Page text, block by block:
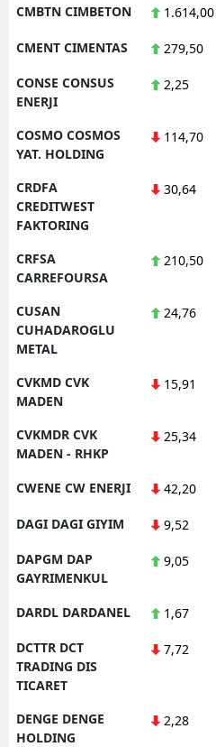
CMBTN CIMBETON 1.614,00
CMENT CIMENTAS 279,50
CONSE CONSUS
ENERJI
2,25
COSMO COSMOS
YAT. HOLDING
114,70
CRDFA
CREDITWEST
FAKTORING
30,64
CRFSA
CARREFOURSA
210,50
CUSAN
CUHADAROGLU
METAL
24,76
CVKMD CVK
MADEN
15,91
CVKMDR CVK
MADEN - RHKP
25,34
CWENE CW ENERJI 42,20
DAGI DAGI GIYIM 9,52
DAPGM DAP
GAYRIMENKUL
9,05
DARDL DARDANEL 1,67
DCTTR DCT
TRADING DIS
TICARET
7,72
DENGE DENGE
HOLDING
2,28